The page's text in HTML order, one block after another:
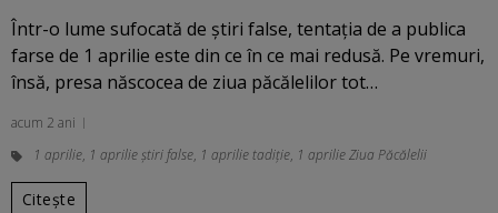
Într-o lume sufocată de știri false, tentația de a publica
farse de 1 aprilie este din ce în ce mai redusă. Pe vremuri,
însă, presa născocea de ziua păcălelilor tot…
acum 2 ani
1 aprilie, 1 aprilie știri false, 1 aprilie tadiție, 1 aprilie Ziua Păcălelii
Citește